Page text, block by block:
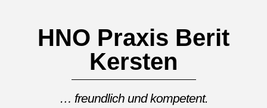
HNO Praxis Berit
Kersten
… freundlich und kompetent.